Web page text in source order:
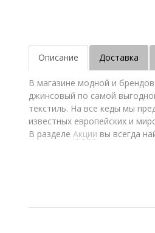
Описание Доставка
В магазине модной и
джинсовый по самой
текстиль. На все кеды мы
известных европейских и
В разделе Акции вы всегда